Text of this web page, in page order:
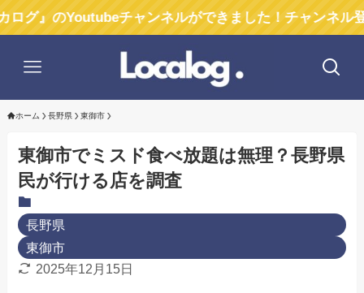
チャンネルができました！チャンネル登録お願い
ホーム 長野県 東御市
東御市でミスド食べ放題は無理？長野県
民が行ける店を調査
長野県
東御市
2025年12月15日